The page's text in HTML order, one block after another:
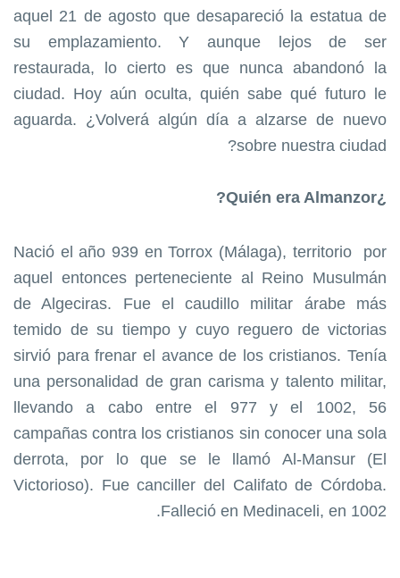
aquel 21 de agosto que desapareció la estatua de
su emplazamiento. Y aunque lejos de ser
restaurada, lo cierto es que nunca abandonó la
ciudad. Hoy aún oculta, quién sabe qué futuro le
aguarda. ¿Volverá algún día a alzarse de nuevo
sobre nuestra ciudad?
¿Quién era Almanzor?
Nació el año 939 en Torrox (Málaga), territorio por
aquel entonces perteneciente al Reino Musulmán
de Algeciras. Fue el caudillo militar árabe más
temido de su tiempo y cuyo reguero de victorias
sirvió para frenar el avance de los cristianos. Tenía
una personalidad de gran carisma y talento militar,
llevando a cabo entre el 977 y el 1002, 56
campañas contra los cristianos sin conocer una sola
derrota, por lo que se le llamó Al-Mansur (El
Victorioso). Fue canciller del Califato de Córdoba.
Falleció en Medinaceli, en 1002.